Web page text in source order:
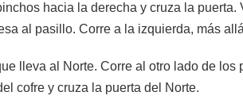
hacia la derecha y cruza la
al pasillo. Corre a la izquierda, más
lleva al Norte. Corre al otro lado de
cofre y cruza la puerta del Norte.